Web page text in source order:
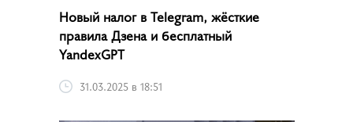
Новый налог в Telegram, жёсткие
правила Дзена и бесплатный
YandexGPT
31.03.2025 в 18:51